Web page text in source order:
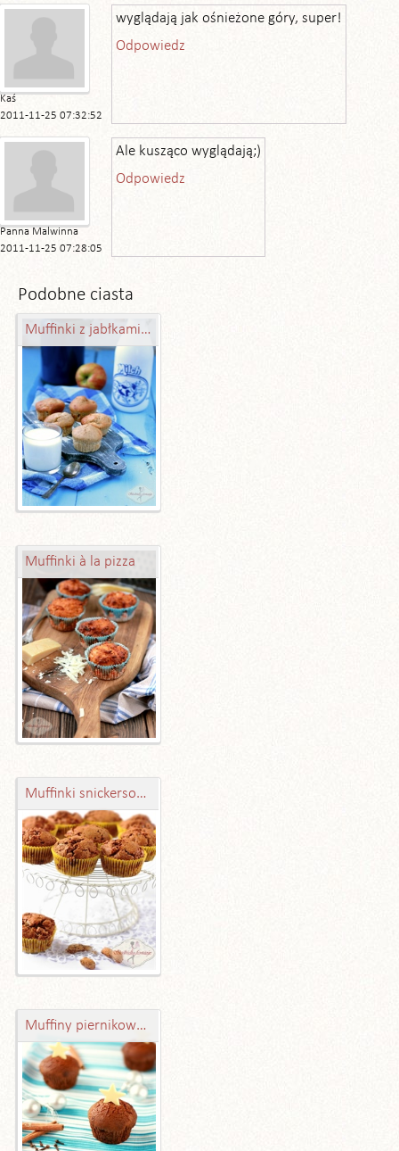
Kaś
2011-11-25 07:32:52
wyglądają jak ośnieżone góry, super!
Odpowiedz
Panna Malwinna
2011-11-25 07:28:05
Ale kusząco wyglądają;)
Odpowiedz
Podobne ciasta
Muffinki z jabłkami (pełnoziarniste)
Muffinki à la pizza
Muffinki snickersowo-nutellowe
Muffiny piernikowe – lepsze niż niejeden piernik